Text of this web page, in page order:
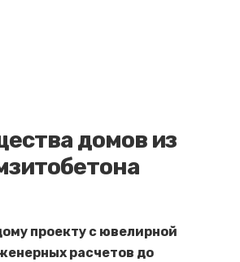
домов из
проекту с ювелирной
расчетов до